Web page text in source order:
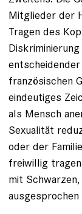
Mitglieder der
Tragen des
französischen
eindeutiges
als Mensch
Sexualität
oder der
freiwillig
mit